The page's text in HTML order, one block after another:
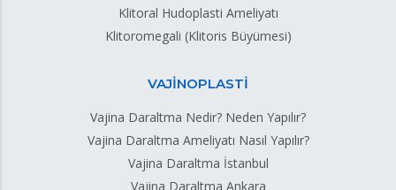
Klitoral Hudoplasti Ameliyatı
Klitoromegali (Klitoris Büyümesi)
VAJİNOPLASTİ
Vajina Daraltma Nedir? Neden Yapılır?
Vajina Daraltma Ameliyatı Nasıl Yapılır?
Vajina Daraltma İstanbul
Vajina Daraltma Ankara